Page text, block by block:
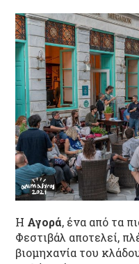
Η Αγορά, ένα από τα
Φεστιβάλ αποτελεί,
βιομηχανία του